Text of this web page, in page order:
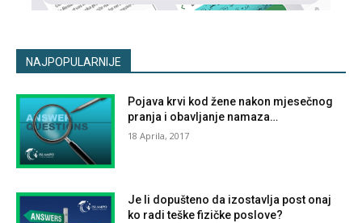
NAJPOPULARNIJE
Pojava krvi kod žene nakon mjesečnog
pranja i obavljanje namaza…
18 Aprila, 2017
Je li dopušteno da izostavlja post onaj
ko radi teške fizičke poslove?